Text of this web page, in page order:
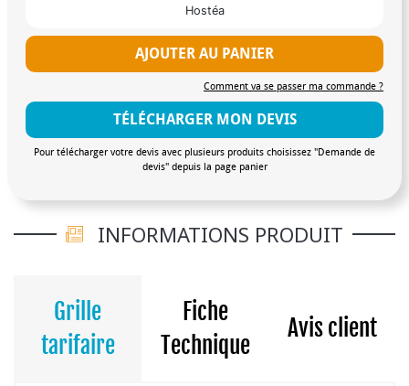
Hostéa
AJOUTER AU PANIER
Comment va se passer ma commande ?
TÉLÉCHARGER MON DEVIS
Pour télécharger votre devis avec plusieurs produits choisissez "Demande de
devis" depuis la page panier
INFORMATIONS PRODUIT
Grille
tarifaire
Fiche
Technique
Avis client